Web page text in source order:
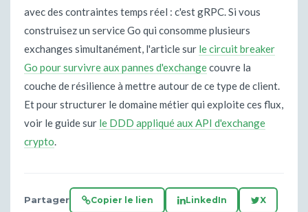
avec des contraintes temps réel : c'est gRPC. Si vous
construisez un service Go qui consomme plusieurs
exchanges simultanément, l'article sur le circuit breaker
Go pour survivre aux pannes d'exchangecouvre la
couche de résilience à mettre autour de ce type de client.
Et pour structurer le domaine métier qui exploite ces flux,
voir le guide sur le DDD appliqué aux API d'exchange
crypto
Partager Copier le lien LinkedIn X